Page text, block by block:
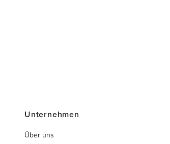
Unternehmen
Über uns